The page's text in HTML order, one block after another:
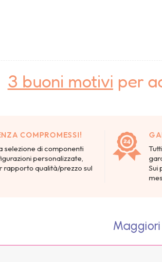
3 buoni motivi per
COMPROMESSI!
selezione di componenti
personalizzate,
rapporto qualità/prezzo sul
Sui